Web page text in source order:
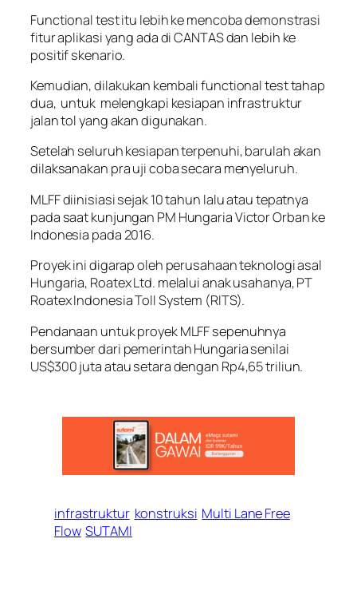
Functional test itu lebih ke mencoba demonstrasi
fitur aplikasi yang ada di CANTAS dan lebih ke
positif skenario.
Kemudian, dilakukan kembali functional test tahap
dua, untuk melengkapi kesiapan infrastruktur
jalan tol yang akan digunakan.
Setelah seluruh kesiapan terpenuhi, barulah akan
dilaksanakan pra uji coba secara menyeluruh.
MLFF diinisiasi sejak 10 tahun lalu atau tepatnya
pada saat kunjungan PM Hungaria Victor Orban ke
Indonesia pada 2016.
Proyek ini digarap oleh perusahaan teknologi asal
Hungaria, Roatex Ltd. melalui anak usahanya, PT
Roatex Indonesia Toll System (RITS).
Pendanaan untuk proyek MLFF sepenuhnya
bersumber dari pemerintah Hungaria senilai
US$300 juta atau setara dengan Rp4,65 triliun.
infrastruktur konstruksi Multi Lane Free
Flow SUTAMI